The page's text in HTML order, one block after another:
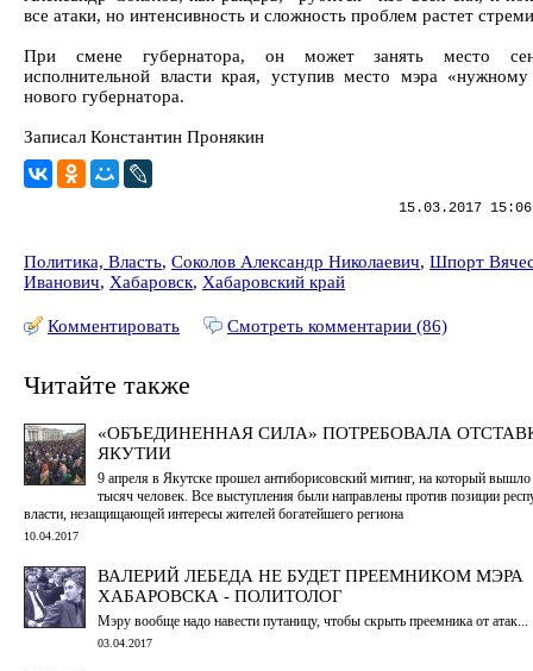
все атаки, но интенсивность и сложность проблем растет
При смене губернатора, он может занять место
исполнительной власти края, уступив место мэра «нужному
нового губернатора.
Записал Константин Пронякин
15.03.2017
Политика, Власть, Соколов Александр Николаевич, Шпорт
Иванович, Хабаровск, Хабаровский край
Комментировать Смотреть комментарии (86)
Читайте также
«ОБЪЕДИНЕННАЯ СИЛА» ПОТРЕБОВАЛА
ЯКУТИИ
9 апреля в Якутске прошел антиборисовский митинг, на который
тысяч человек. Все выступления были направлены против позиции
власти, незащищающей интересы жителей богатейшего региона
10.04.2017
ВАЛЕРИЙ ЛЕБЕДА НЕ БУДЕТ ПРЕЕМНИКОМ МЭРА
ХАБАРОВСКА - ПОЛИТОЛОГ
Мэру вообще надо навести путаницу, чтобы скрыть преемника от атак...
03.04.2017